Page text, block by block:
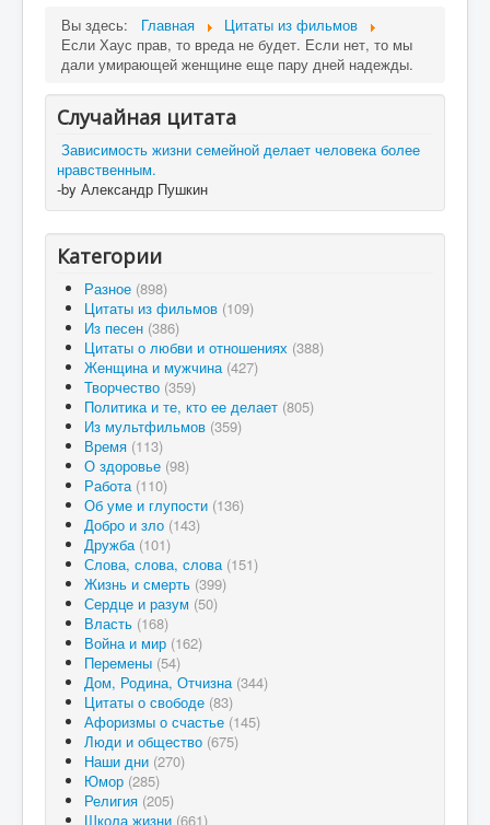
Вы здесь: Главная
Цитаты из фильмов
Если Хаус прав, то вреда не будет. Если нет, то мы
дали умирающей женщине еще пару дней надежды.
Случайная цитата
Зависимость жизни семейной делает человека более
нравственным.
-by Александр Пушкин
Категории
Разное (898)
Цитаты из фильмов (109)
Из песен (386)
Цитаты о любви и отношениях (388)
Женщина и мужчина (427)
Творчество (359)
Политика и те, кто ее делает (805)
Из мультфильмов (359)
Время (113)
О здоровье (98)
Работа (110)
Об уме и глупости (136)
Добро и зло (143)
Дружба (101)
Слова, слова, слова (151)
Жизнь и смерть (399)
Сердце и разум (50)
Власть (168)
Война и мир (162)
Перемены (54)
Дом, Родина, Отчизна (344)
Цитаты о свободе (83)
Афоризмы о счастье (145)
Люди и общество (675)
Наши дни (270)
Юмор (285)
Религия (205)
Школа жизни (661)